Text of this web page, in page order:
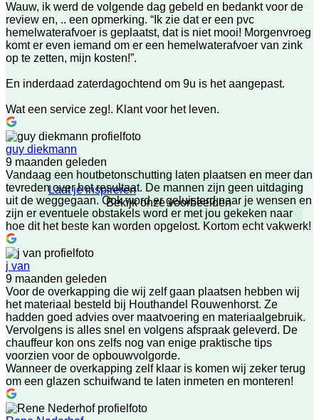
Laat je inspireren
Bekijk onze voorbeelden
Wauw, ik werd de volgende dag gebeld en bedankt voor de
review en, .. een opmerking. “Ik zie dat er een pvc
hemelwaterafvoer is geplaatst, dat is niet mooi! Morgenvroeg
komt er even iemand om er een hemelwaterafvoer van zink
op te zetten, mijn kosten!”.
En inderdaad zaterdagochtend om 9u is het aangepast.
Wat een service zeg!. Klant voor het leven.
guy diekmann
9 maanden geleden
Vandaag een houtbetonschutting laten plaatsen en meer dan
tevreden over het resultaat. De mannen zijn geen uitdaging
uit de weggegaan. Ook word er geluisterd naar je wensen en
zijn er eventuele obstakels word er met jou gekeken naar
hoe dit het beste kan worden opgelost. Kortom echt vakwerk!
j van
9 maanden geleden
Voor de overkapping die wij zelf gaan plaatsen hebben wij
het materiaal besteld bij Houthandel Rouwenhorst. Ze
hadden goed advies over maatvoering en materiaalgebruik.
Vervolgens is alles snel en volgens afspraak geleverd. De
chauffeur kon ons zelfs nog van enige praktische tips
voorzien voor de opbouwvolgorde.
Wanneer de overkapping zelf klaar is komen wij zeker terug
om een glazen schuifwand te laten inmeten en monteren!